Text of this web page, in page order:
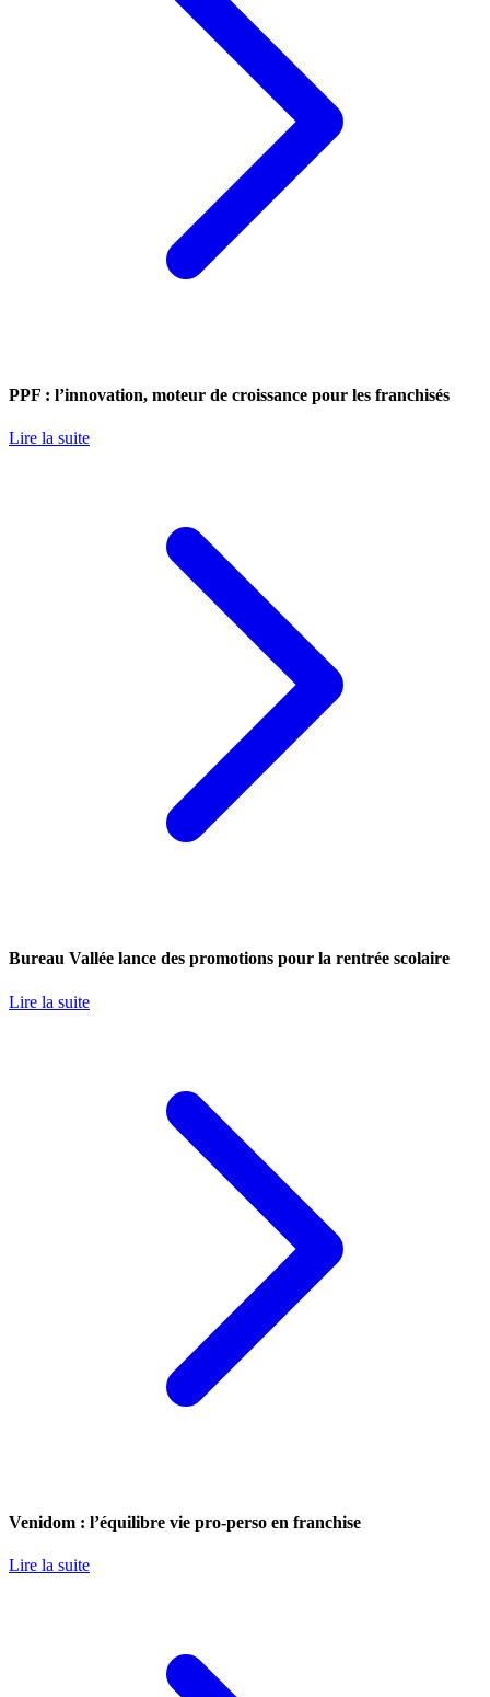
PPF : l’innovation, moteur de croissance pour les franchisés
Lire la suite
Bureau Vallée lance des promotions pour la rentrée scolaire
Lire la suite
Venidom : l’équilibre vie pro-perso en franchise
Lire la suite